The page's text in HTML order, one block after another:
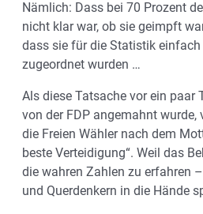
Nämlich: Dass bei 70 Prozent
nicht klar war, ob sie geimpft
dass sie für die Statistik
zugeordnet wurden …
Als diese Tatsache vor ein paar
von der FDP angemahnt wurde,
die Freien Wähler nach dem
beste Verteidigung“. Weil das
die wahren Zahlen zu erfahren
und Querdenkern in die Hände